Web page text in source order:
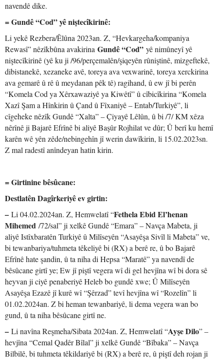
navendê dike.
= Gundê “Cod” yê niştecîkirinê:
Li yekê Rezbera/Êlûna 2023an. Z, “Hevkargeha/kompaniya
Rewasî” nêzîkbûna avakirina Gundê “Cod” yê nimûneyî yê
niştecîkirinê (yê ku ji /96/perçemalên/şiqeyên rûniştinê, mizgeftekê,
dibistanekê, xezaneke avê, toreya ava vexwarinê, toreya xerckirina
ava gemarê û rê û meydanan pêk tê) ragihand, û ew jî bi perên
“Komela Cod ya Xêrxawaziyê ya Kiwêtî” û cîbicîkirina “Komela
Xazî Şam a Hînkirin û Çand û Fîxaniyê – Entab/Turkiyê”, li
cîgeheke nêzîk Gundê “Xalta” – Çiyayê Lêlûn, û bi /7/ KM xêza
nêrînê ji Bajarê Efrînê bi aliyê Başûr Rojhilat ve dûr; Û berî ku hemî
karên wê yên zêde/nebingehîn jî werin dawîkirin, li 15.02.2023sn.
Z mal radestî anîndeyan hatin kirin.
= Girtinine bêsûcane:
Destlatên Dagîrkeriyê ev girtin:
– Li 04.02.2024an. Z, Hemwelatî “Fethela Ebid El’henan
Mihemed /72/sal” ji xelkê Gundê “Emara” – Navça Mabeta, ji
aliyê Istîxbaratên Turkiyê û Milîseyên “Asayêşa Sivîl li Mabeta” ve,
bi tewanbariya/tuhmeta têkeliyê bi (RX) a berê re, û bo Bajarê
Efrînê hate şandin, û ta niha di Hepsa “Maratê” ya navendî de
bêsûcane girtî ye; Ew jî piştî vegera wî di gel hevjîna wî bi dora sê
heyvan ji ciyê penaberiyê Heleb bo gundê xwe; Û Milîseyên
Asayêşa Ezazê jî kurê wî “Şêrzad” tevî hevjîna wî “Rozelîn” li
01.02.2024an. Z bi heman tewanbariyê, li dema vegera wan bo
gund, û ta niha bêsûcane girtî ne.
– Li navîna Reşmeha/Sibata 2024an. Z, Hemwelatî “Ayşe Dilo” –
hevjîna “Cemal Qadêr Bîlal” ji xelkê Gundê “Bîbaka” – Navça
Bilbilê, bi tuhmeta têkildariyê bi (RX) a berê re, û piştî deh rojan ji